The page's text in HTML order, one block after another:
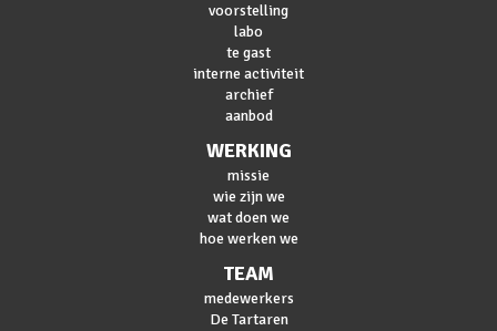
voorstelling
labo
te gast
interne activiteit
archief
aanbod
WERKING
missie
wie zijn we
wat doen we
hoe werken we
TEAM
medewerkers
De Tartaren